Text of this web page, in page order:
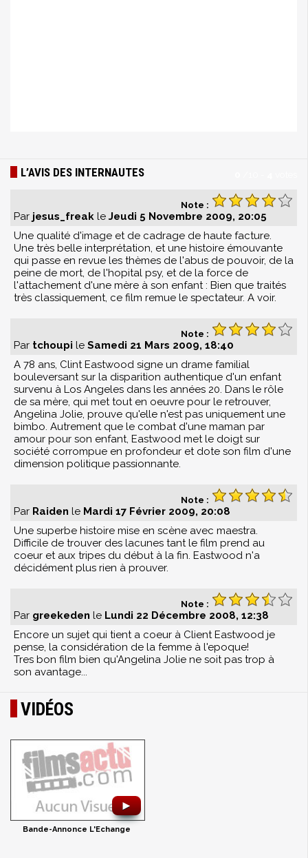
L’AVIS DES INTERNAUTES
Note :
Par jesus_freak le Jeudi 5 Novembre 2009, 20:05
Une qualité d'image et de cadrage de haute facture.
Une très belle interprétation, et une histoire émouvante
qui passe en revue les thèmes de l'abus de pouvoir, de la
peine de mort, de l'hopital psy, et de la force de
l'attachement d'une mère à son enfant : Bien que traités
très classiquement, ce film remue le spectateur. A voir.
Note :
Par tchoupi le Samedi 21 Mars 2009, 18:40
A 78 ans, Clint Eastwood signe un drame familial
bouleversant sur la disparition authentique d'un enfant
survenu à Los Angeles dans les années 20. Dans le rôle
de sa mère, qui met tout en oeuvre pour le retrouver,
Angelina Jolie, prouve qu'elle n'est pas uniquement une
bimbo. Autrement que le combat d'une maman par
amour pour son enfant, Eastwood met le doigt sur
société corrompue en profondeur et dote son film d'une
dimension politique passionnante.
Note :
Par Raiden le Mardi 17 Février 2009, 20:08
Une superbe histoire mise en scène avec maestra.
Difficile de trouver des lacunes tant le film prend au
coeur et aux tripes du début à la fin. Eastwood n'a
décidément plus rien à prouver.
Note :
Par greekeden le Lundi 22 Décembre 2008, 12:38
Encore un sujet qui tient a coeur à Client Eastwood je
pense, la considération de la femme à l'epoque!
Tres bon film bien qu'Angelina Jolie ne soit pas trop à
son avantage...
VIDÉOS
►
Bande-Annonce L'Echange